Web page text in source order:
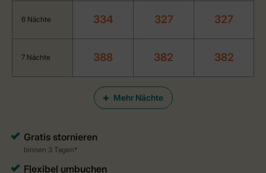
Mehr Nächte
6 Nächte 334 327 327
7 Nächte 388 382 382